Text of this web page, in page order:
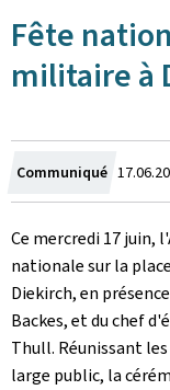
Fête
militaire à
Communiqué Crée
le
Ce mercredi 17 juin,
nationale sur la
Diekirch, en
Backes, et du chef
Thull. Réunissant
large public, la